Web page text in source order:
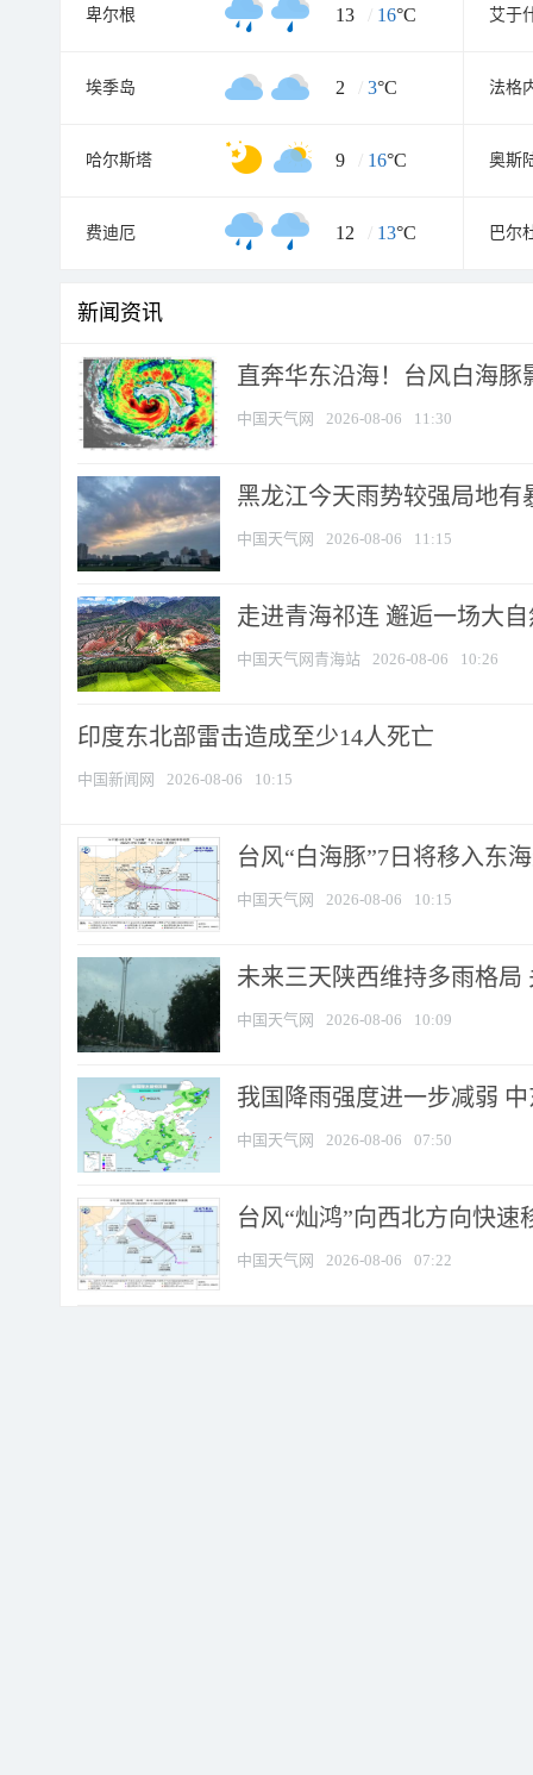
卑尔根 13 / 16°C 艾于
埃季岛 2 / 3°C 法格
哈尔斯塔 9 / 16°C 奥斯
费迪厄 12 / 13°C 巴尔
新闻资讯
直奔华东沿海！台风白海豚
中国天气网 2026-08-06 11:30
黑龙江今天雨势较强局地有
中国天气网 2026-08-06 11:15
走进青海祁连 邂逅一场大
中国天气网青海站 2026-08-06 10:26
印度东北部雷击造成至少14人死亡
中国新闻网 2026-08-06 10:15
台风“白海豚”7日将移入东
中国天气网 2026-08-06 10:15
未来三天陕西维持多雨格局
中国天气网 2026-08-06 10:09
我国降雨强度进一步减弱
中国天气网 2026-08-06 07:50
台风“灿鸿”向西北方向快
中国天气网 2026-08-06 07:22